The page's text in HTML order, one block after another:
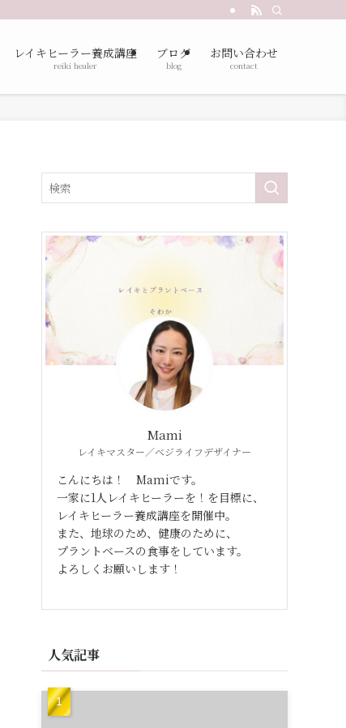
レイキヒーラー養成講座
reiki healer
ブログ
blog
お問い合わせ
contact
Mami
レイキマスター／べジライフデザイナー
こんにちは！ Mamiです。
一家に1人レイキヒーラーを！を目標に、
レイキヒーラー養成講座を開催中。
また、地球のため、健康のために、
プラントベースの食事をしています。
よろしくお願いします！
人気記事